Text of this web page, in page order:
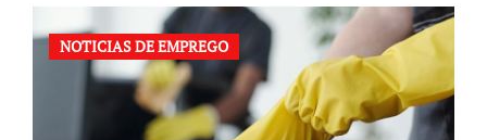
NOTICIAS DE EMPREGO